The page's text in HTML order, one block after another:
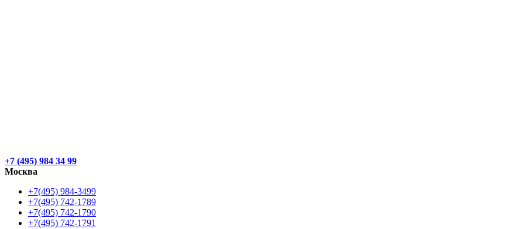
+7 (495) 984 34 99
Москва
+7(495) 984-3499
+7(495) 742-1789
+7(495) 742-1790
+7(495) 742-1791